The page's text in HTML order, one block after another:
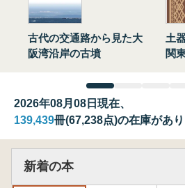
古代の交通路から見た大
阪湾沿岸の古墳
土
関
2026年08月08日現在、
139,439冊(67,238点)の在庫があ
新着の本